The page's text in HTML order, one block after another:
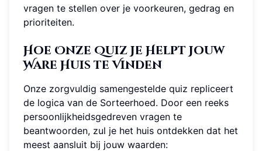
vragen te stellen over je voorkeuren, gedrag en
prioriteiten.
Hoe Onze Quiz Je Helpt Jouw
Ware Huis te Vinden
Onze zorgvuldig samengestelde quiz repliceert
de logica van de Sorteerhoed. Door een reeks
persoonlijkheidsgedreven vragen te
beantwoorden, zul je het huis ontdekken dat het
meest aansluit bij jouw waarden: